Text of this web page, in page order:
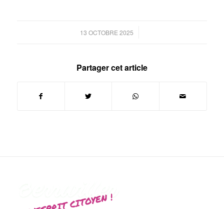
13 OCTOBRE 2025
/
Partager cet article